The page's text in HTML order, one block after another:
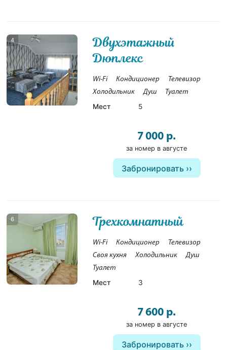
4
Двухэтажный
Дюплекс
Wi-Fi Кондиционер
Телевизор
Холодильник
Душ Туалет
Мест 5
7 000 р.
за номер в августе
Забронировать
6 Трехкомнатный
Wi-Fi Кондиционер
Телевизор
Своя кухня
Холодильник
Душ
Туалет
Мест 3
7 600 р.
за номер в августе
Забронировать